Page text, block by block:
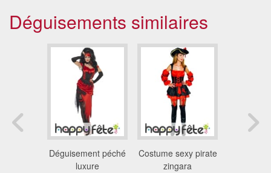
Déguisements similaires
Déguisement péché
luxure
Costume sexy pirate
zingara